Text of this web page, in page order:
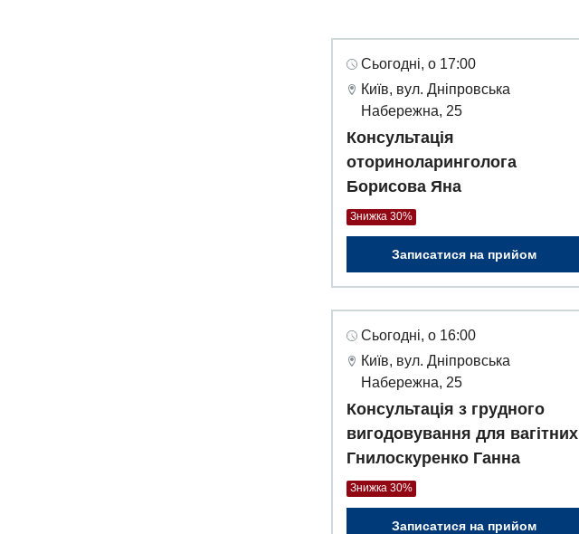
Сьогодні, о 17:00
Київ, вул. Дніпровська
Набережна, 25
Консультація
оториноларинголога
Борисова Яна
Знижка 30%
Записатися на прийом
Сьогодні, о 16:00
Київ, вул. Дніпровська
Набережна, 25
Консультація з грудного
вигодовування для вагітних
Гнилоскуренко Ганна
Знижка 30%
Записатися на прийом